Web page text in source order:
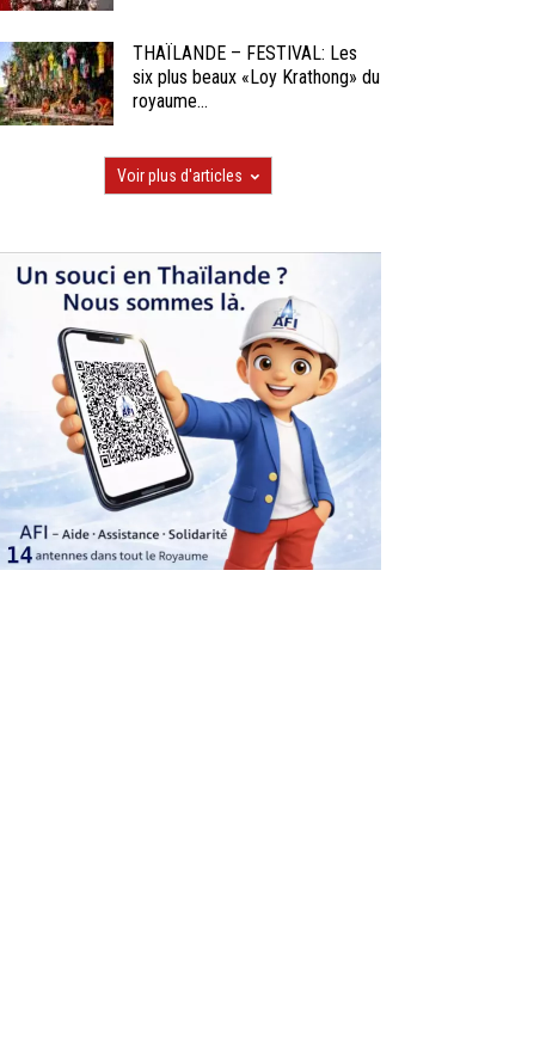
THAÏLANDE – FESTIVAL: Les
six plus beaux «Loy Krathong» du
royaume...
Voir plus d'articles